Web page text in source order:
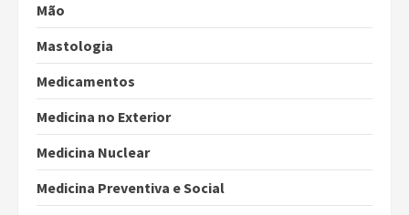
Mão
Mastologia
Medicamentos
Medicina no Exterior
Medicina Nuclear
Medicina Preventiva e Social